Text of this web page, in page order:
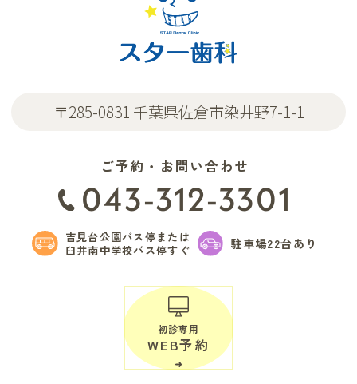
〒285-0831 千葉県佐倉市染井野7-1-1
ご予約・お問い合わせ
043-312-3301
吉見台公園バス停または
臼井南中学校バス停すぐ
駐車場22台あり
初診専用
WEB予約